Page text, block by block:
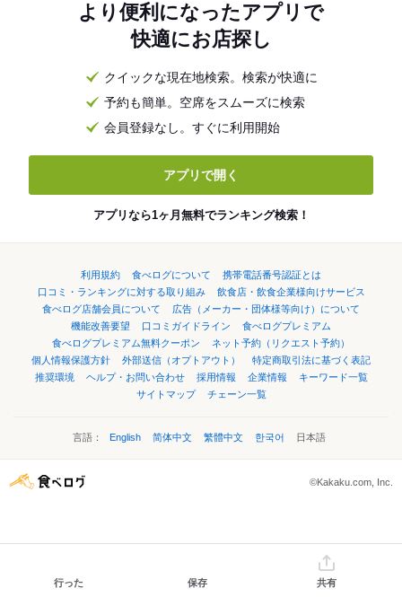
より便利になったアプリで
快適にお店探し
クイックな現在地検索。検索が快適に
予約も簡単。空席をスムーズに検索
会員登録なし。すぐに利用開始
アプリで開く
アプリなら1ヶ月無料でランキング検索！
利用規約 食べログについて
携帯電話番号認証とは
口コミ・ランキングに対する取り組み
飲食店・飲食企業様向けサービス
食べログ店舗会員について
広告（メーカー・団体様等向け）について
機能改善要望
口コミガイドライン
食べログプレミアム
食べログプレミアム無料クーポン
ネット予約（リクエスト予約）
個人情報保護方針
外部送信（オプトアウト）
特定商取引法に基づく表記
推奨環境
ヘルプ・お問い合わせ 採用情報 企業情報
キーワード一覧
サイトマップ
チェーン一覧
言語： English 简体中文 繁體中文 한국어 日本語
©Kakaku.com, Inc.
行った 保存 共有